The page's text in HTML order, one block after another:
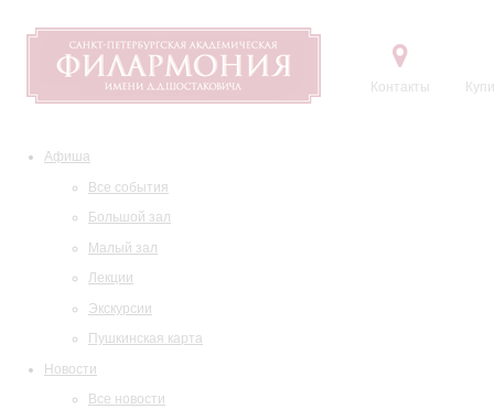
Контакты
Афиша
Все события
Большой зал
Малый зал
Лекции
Экскурсии
Пушкинская карта
Новости
Все новости